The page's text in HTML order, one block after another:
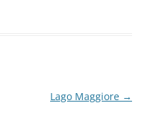
Lago Maggiore →